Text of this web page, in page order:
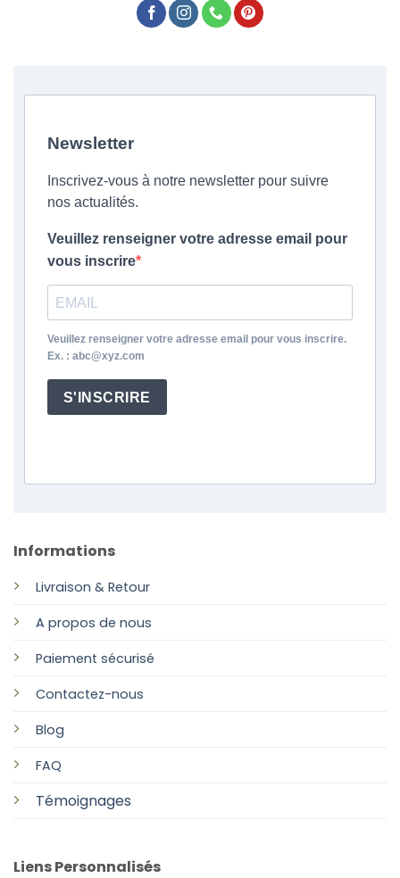
Informations
Livraison & Retour
A propos de nous
Paiement sécurisé
Contactez-nous
Blog
FAQ
Témoignages
Liens Personnalisés
Newsletter
Inscrivez-vous à notre newsletter pour suivre
nos actualités.
Veuillez renseigner votre adresse email pour
vous inscrire
Veuillez renseigner votre adresse email pour vous inscrire.
Ex. : abc@xyz.com
S'INSCRIRE